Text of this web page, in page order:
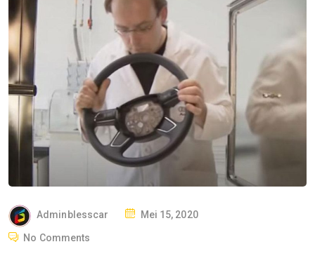
Adminblesscar
PMei 15, 2020
No Comments